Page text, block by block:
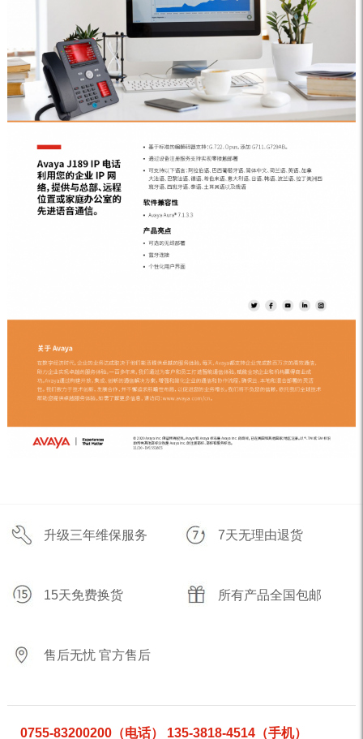
升级三年维保服务 7天无理由退货
15天免费换货 所有产品全国包邮
售后无忧 官方售后
0755-83200200（电话） 135-3818-4514（手机）